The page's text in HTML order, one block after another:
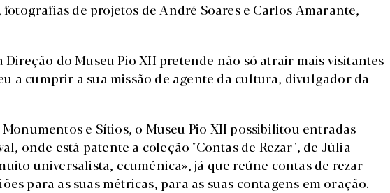
de projetos de André Soares e Carlos Amarante,
Direção do Museu Pio XII pretende não só atrair mais visitantes
a cumprir a sua missão de agente da cultura, divulgador da
e Sítios, o Museu Pio XII possibilitou entradas
onde está patente a coleção "Contas de Rezar", de Júlia
universalista, ecuménica», já que reúne contas de rezar
para as suas métricas, para as suas contagens em oração.